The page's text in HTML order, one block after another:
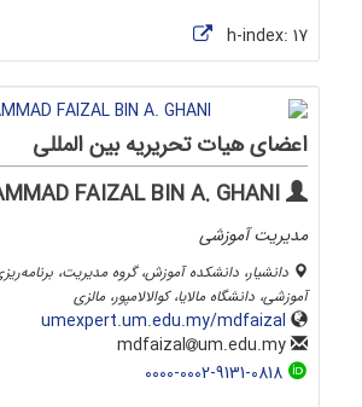
h-index: 17
اعضای هیات تحریریه بین المللی
مدیریت آموزشی
دانشیار، دانشکده آموزش، گروه مدیریت،
آموزشی، دانشگاه مالایا، کوالالامپور، مالزی
umexpert.um.edu.my/mdfaizal
um.edu.my
0000-0002-9131-0818